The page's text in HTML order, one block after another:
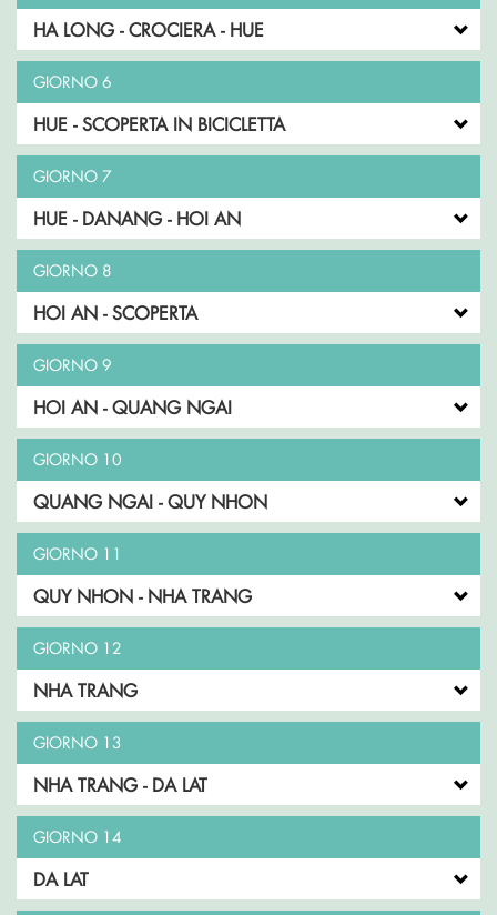
HA LONG - CROCIERA - HUE
GIORNO 6
HUE - SCOPERTA IN BICICLETTA
GIORNO 7
HUE - DANANG - HOI AN
GIORNO 8
HOI AN - SCOPERTA
GIORNO 9
HOI AN - QUANG NGAI
GIORNO 10
QUANG NGAI - QUY NHON
GIORNO 11
QUY NHON - NHA TRANG
GIORNO 12
NHA TRANG
GIORNO 13
NHA TRANG - DA LAT
GIORNO 14
DA LAT